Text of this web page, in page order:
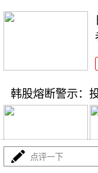
韩股熔断警示：
点评一下